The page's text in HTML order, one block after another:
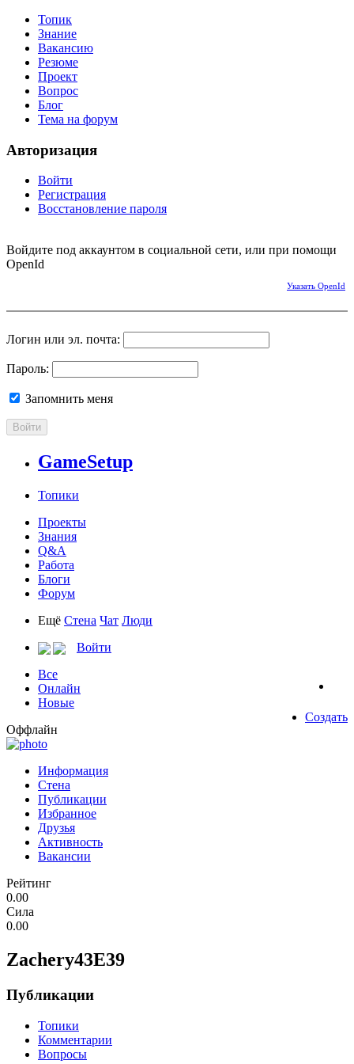
Топик
Знание
Вакансию
Резюме
Проект
Вопрос
Блог
Тема на форум
Авторизация
Войти
Регистрация
Восстановление пароля
Войдите под аккаунтом в социальной сети, или при помощи
OpenId
Указать OpenId
Логин или эл. почта:
Пароль:
Запомнить меня
Войти
GameSetup
Топики
Проекты
Знания
Q&A
Работа
Блоги
Форум
Ещё Стена Чат Люди
Войти
Все
Онлайн
Новые
Создать
Оффлайн
Информация
Стена
Публикации
Избранное
Друзья
Активность
Вакансии
Рейтинг
0.00
Сила
0.00
Zachery43E39
Публикации
Топики
Комментарии
Вопросы